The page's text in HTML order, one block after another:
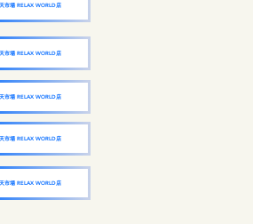
市場 RELAX WORLD店
市場 RELAX WORLD店
市場 RELAX WORLD店
市場 RELAX WORLD店
市場 RELAX WORLD店